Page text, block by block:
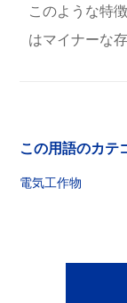
このような特
はマイナーな
この用語のカテ
電気工作物